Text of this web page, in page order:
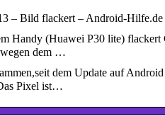
– Bild flackert – Android-Hilfe.de
Handy (Huawei P30 lite) flackert
dem …
dem Update auf
Pixel ist…